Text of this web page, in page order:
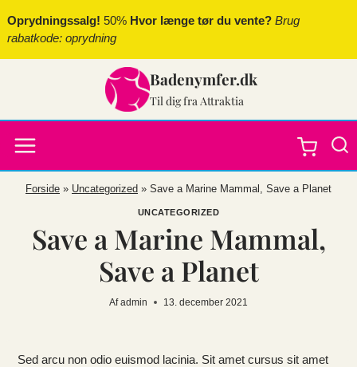
indhold
Oprydningssalg! 50% Hvor længe tør du vente? Brug
rabatkode: oprydning
Badenymfer.dk
Til dig fra Attraktia
Forside » Uncategorized » Save a Marine Mammal, Save a Planet
UNCATEGORIZED
Save a Marine Mammal,
Save a Planet
Af admin 13. december 2021
Sed arcu non odio euismod lacinia. Sit amet cursus sit amet